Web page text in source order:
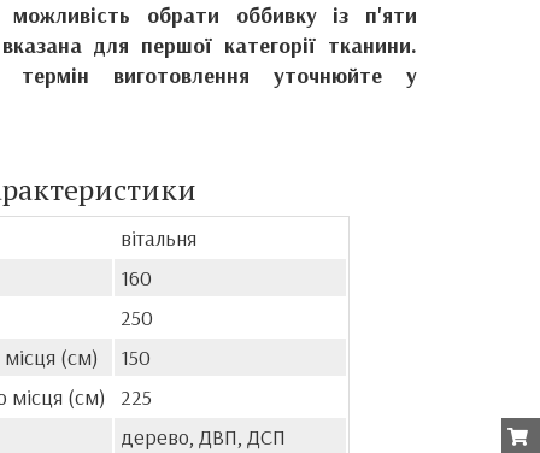
можливість обрати оббивку із п'яти
для першої категорії тканини.
термін виготовлення уточнюйте у
вітальня
160
250
(см)
150
місця (см)
225
дерево, ДВП, ДСП